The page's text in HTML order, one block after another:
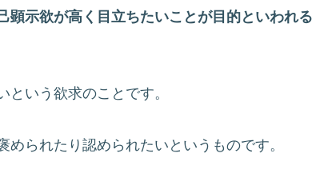
顕示欲が高く目立ちたいことが目的といわれる
いう欲求のことです。
られたり認められたいというものです。